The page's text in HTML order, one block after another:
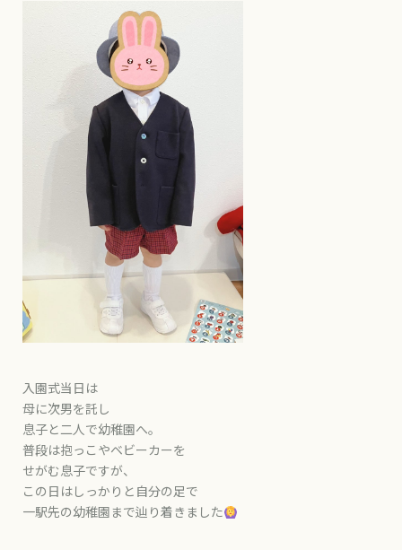
入園式当日は
母に次男を託し
息子と二人で幼稚園へ。
普段は抱っこやベビーカーを
せがむ息子ですが、
この日はしっかりと自分の足で
一駅先の幼稚園まで辿り着きました